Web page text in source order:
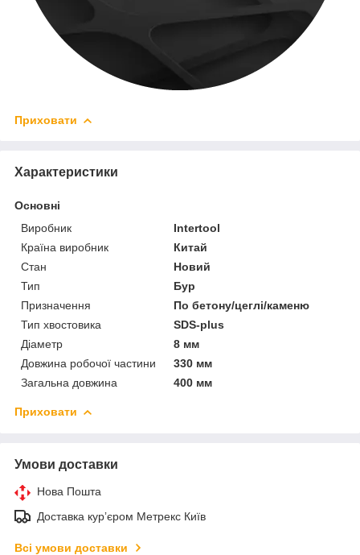
Приховати
Характеристики
Основні
Виробник
Intertool
Країна виробник
Китай
Стан
Новий
Тип
Бур
Призначення
По бетону/цеглі/каменю
Тип хвостовика
SDS-plus
Діаметр
8 мм
Довжина робочої частини
330 мм
Загальна довжина
400 мм
Приховати
Умови доставки
Нова Пошта
Доставка курʼєром Метрекс Київ
Всі умови доставки